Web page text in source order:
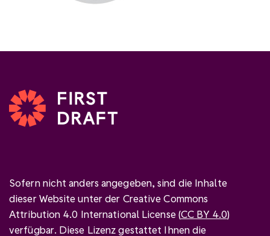
Sofern nicht anders angegeben, sind die Inhalte
dieser Website unter der Creative Commons
Attribution 4.0 International License (CC BY 4.0)
verfügbar. Diese Lizenz gestattet Ihnen die